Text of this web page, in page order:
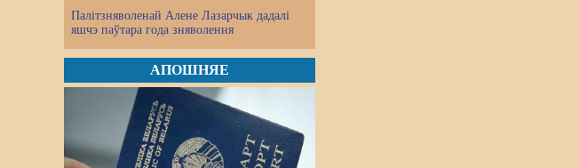
Палітзняволенай Алене Лазарчык дадалі
яшчэ паўтара года зняволення
АПОШНЯЕ